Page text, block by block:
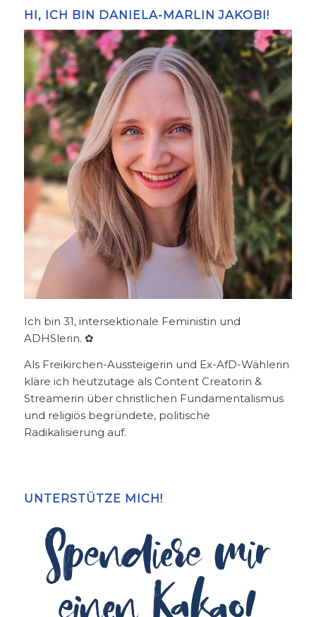
HI, ICH BIN DANIELA-MARLIN JAKOBI!
Ich bin 31, intersektionale Feministin und
ADHSlerin. ✿
Als Freikirchen-Aussteigerin und Ex-AfD-Wählerin
kläre ich heutzutage als Content Creatorin &
Streamerin über christlichen Fundamentalismus
und religiös begründete, politische
Radikalisierung auf.
UNTERSTÜTZE MICH!